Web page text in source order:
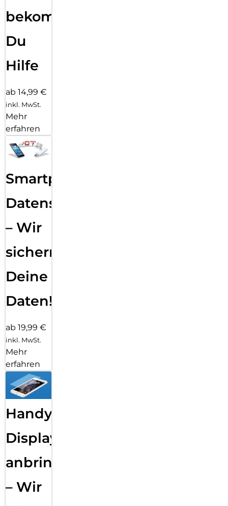
bekommst
Du
Hilfe
ab 14,99 €
inkl. MwSt.
Mehr
erfahren
Smartphone
Datensicherung
– Wir
sichern
Deine
Daten!
ab 19,99 €
inkl. MwSt.
Mehr
erfahren
Handy
Displayfolie
anbringen
– Wir